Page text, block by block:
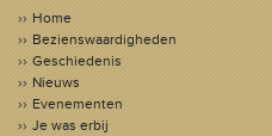
Home
Bezienswaardigheden
Geschiedenis
Nieuws
Evenementen
Je was erbij